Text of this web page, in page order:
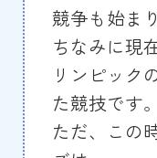
競争も始ま
ちなみに現
リンピック
た競技です。
ただ、この